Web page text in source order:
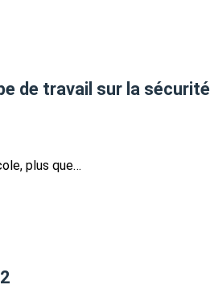
de travail sur la sécurité
plus que…